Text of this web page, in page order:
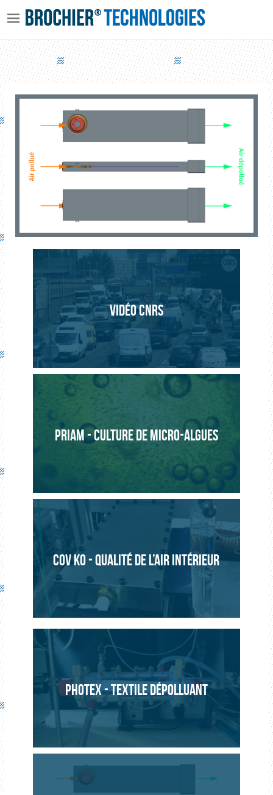
QAI CARS
2016 – 2020
Projet FUI multipartenaires de 42 mois visant à
développer un système autonome de traitement de l’air
de l’habitacle, à bord des véhicules.
Labellisation :
PCA – IRCE Lyon – CIRI – INSA LMFA – Saint-
Gobain CREE – Efi Lighting – Brochier Technologies
Financement : Grand Lyon
VIDÉO CNRS
PRIAM - CULTURE DE MICRO-ALGUES
COV KO - QUALITÉ DE L’AIR INTÉRIEUR
PHOTEX - TEXTILE DÉPOLLUANT